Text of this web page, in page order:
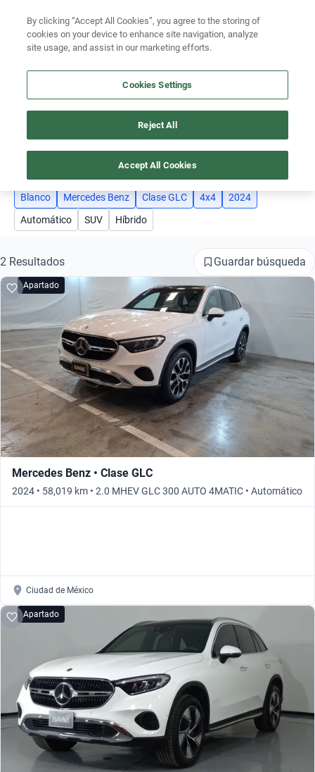
Ubicación
AUTOS MERCEDES BENZ CLASE GLC 2024 BLANCO 4X4 SEMINUEVOS
Busca por marca
Busca por marca
Busca por modelo
Busca por versión
Busca por año
5
Blanco Mercedes Benz Clase GLC 4x4
2024
Automático
SUV Híbrido
2 Resultados Guardar búsqueda
Apartado
Mercedes Benz • Clase GLC
2024 • 58,019 km • 2.0 MHEV GLC 300 AUTO 4MATIC • Automático
Ciudad de México
Apartado
By clicking “Accept All Cookies”, you agree to the storing of
cookies on your device to enhance site navigation, analyze
site usage, and assist in our marketing efforts.
Cookies Settings
Reject All
Accept All Cookies